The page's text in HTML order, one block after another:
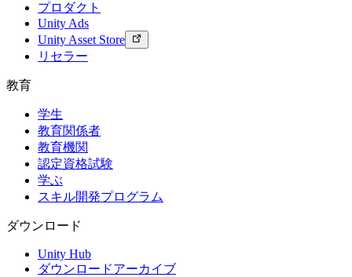
Unity で宣伝
Unity で収益化
活用事例
モバイルゲーム
Unity でモバイル向けヒット作を制作して成長させる
インディーゲーム
少人数のチームで大規模なゲームを開発する
XR ゲーム
XR ゲームを複数プラットフォーム向けにローンチする
マルチプレイヤーゲーム
マルチプレイヤーゲーム制作を簡素化
ブログ
更新情報、情報、技術的ヒント
お知らせ
ニュース、ストーリー、プレスセンター
認定教材
Unityのマスタリーを証明する
プロダクト
Unity Ads
Unity Asset Store
リセラー
教育
学生
教育関係者
教育機関
認定資格試験
学ぶ
スキル開発プログラム
ダウンロード
Unity Hub
ダウンロードアーカイブ